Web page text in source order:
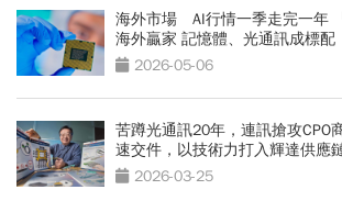
海外市場 AI行情一季走完一年
海外贏家 記憶體、光通訊成標配
2026-05-06
苦蹲光通訊20年，連訊搶攻CPO
速交件，以技術力打入輝達供應
2026-03-25